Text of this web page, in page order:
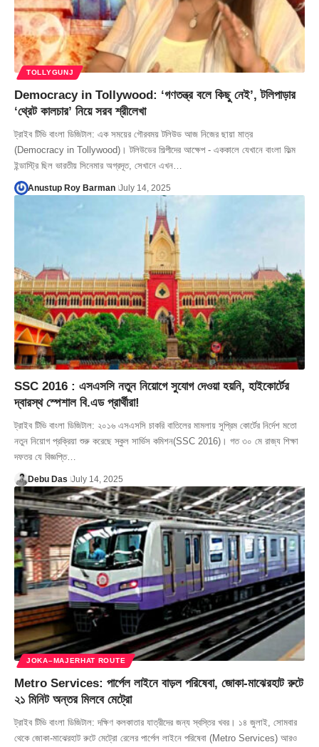
TOLLYGUNJ
Democracy in Tollywood: ‘গণতন্ত্র বলে কিছু নেই’, টলিপাড়ার
‘থ্রেট কালচার’ নিয়ে সরব শ্রীলেখা
ট্রাইব টিভি বাংলা ডিজিটাল: এক সময়ের গৌরবময় টলিউড আজ নিজের ছায়া মাত্র
(Democracy in Tollywood)। টলিউডের শিল্পীদের আক্ষেপ - এককালে যেখানে বাংলা ফিল্ম
ইন্ডাস্ট্রি ছিল ভারতীয় সিনেমার অগ্রদূত, সেখানে এখন…
Anustup Roy Barman July 14, 2025
SSC 2016 : এসএসসি নতুন নিয়োগে সুযোগ দেওয়া হয়নি, হাইকোর্টের
দ্বারস্থ স্পেশাল বি.এড প্রার্থীরা!
ট্রাইব টিভি বাংলা ডিজিটাল: ২০১৬ এসএসসি চাকরি বাতিলের মামলায় সুপ্রিম কোর্টের নির্দেশ মতো
নতুন নিয়োগ প্রক্রিয়া শুরু করেছে স্কুল সার্ভিস কমিশন(SSC 2016)। গত ৩০ মে রাজ্য শিক্ষা
দফতর যে বিজ্ঞপ্তি…
Debu Das July 14, 2025
JOKA–MAJERHAT ROUTE
Metro Services: পার্পেল লাইনে বাড়ল পরিষেবা, জোকা-মাঝেরহাট রুটে
২১ মিনিট অন্তর মিলবে মেট্রো
ট্রাইব টিভি বাংলা ডিজিটাল: দক্ষিণ কলকাতার যাত্রীদের জন্য স্বস্তির খবর। ১৪ জুলাই, সোমবার
থেকে জোকা-মাঝেরহাট রুটে মেট্রো রেলের পার্পেল লাইনে পরিষেবা (Metro Services) আরও